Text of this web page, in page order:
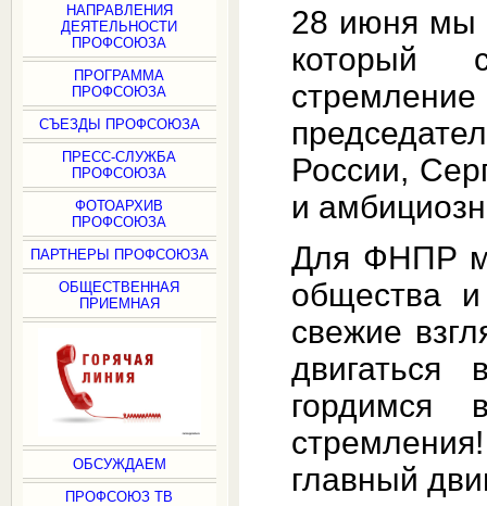
НАПРАВЛЕНИЯ
ДЕЯТЕЛЬНОСТИ
ПРОФСОЮЗА
ПРОГРАММА
ПРОФСОЮЗА
СЪЕЗДЫ ПРОФСОЮЗА
ПРЕСС-СЛУЖБА
ПРОФСОЮЗА
ФОТОАРХИВ
ПРОФСОЮЗА
ПАРТНЕРЫ ПРОФСОЮЗА
ОБЩЕСТВЕННАЯ
ПРИЕМНАЯ
ОБСУЖДАЕМ
ПРОФСОЮЗ ТВ
28 июня мы
который
России,
и
Для ФНПР
общества
свежие
гордимся
главный